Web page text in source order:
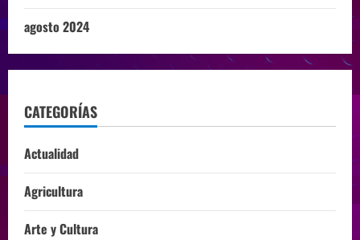
agosto 2024
CATEGORÍAS
Actualidad
Agricultura
Arte y Cultura